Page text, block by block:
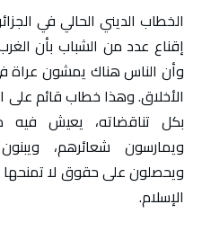
الخطاب الديني الحالي في
إقناع عدد من الشباب بأن
وأن الناس هناك يمشون عراة
الأخلاق. وهذا خطاب قائم على
بكل تناقضاته، يعيش فيه
ويمارسون شعائرهم،
ويحصلون على حقوق لا تمنحها
الإسلام.